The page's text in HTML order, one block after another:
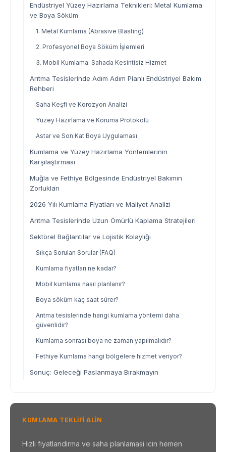
Endüstriyel Yüzey Hazırlama Teknikleri: Metal Kumlama
ve Boya Söküm
1. Metal Kumlama (Abrasive Blasting)
2. Profesyonel Boya Söküm İşlemleri
3. Mobil Kumlama: Sahada Kesintisiz Hizmet
Arıtma Tesislerinde Adım Adım Planlı Endüstriyel Bakım
Rehberi
Saha Keşfi ve Korozyon Analizi
Yüzey Hazırlama ve Koruma Protokolü
Astar ve Son Kat Boya Uygulaması
Kumlama ve Yüzey Hazırlama Yöntemlerinin
Karşılaştırması
Muğla ve Fethiye Bölgesinde Endüstriyel Bakımın
Zorlukları
2026 Yılı Kumlama Fiyatları ve Maliyet Analizi
Arıtma Tesislerinde Uzun Ömürlü Kaplama Stratejileri
Sektörel Bağlantılar ve Lojistik Kolaylığı
Sıkça Sorulan Sorular (FAQ)
Kumlama fiyatları ne kadar?
Mobil kumlama nasıl planlanır?
Boya söküm kaç saat sürer?
Arıtma tesislerinde hangi kumlama yöntemi daha
güvenlidir?
Kumlama sonrası boya ne zaman yapılmalıdır?
Fethiye Kumlama hangi bölgelere hizmet veriyor?
Sonuç: Geleceği Paslanmaya Bırakmayın
KUMLAMA TEKLIFI ALIN
Hizli fiyatlandirma ve saha planlamasi icin hemen